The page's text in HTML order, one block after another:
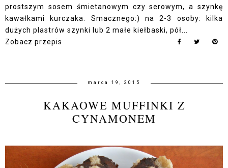
prostszym sosem śmietanowym czy serowym, a szynkę
kawałkami kurczaka. Smacznego:) na 2-3 osoby: kilka
dużych plastrów szynki lub 2 małe kiełbaski, pół...
Zobacz przepis
marca 19, 2015
KAKAOWE MUFFINKI Z
CYNAMONEM